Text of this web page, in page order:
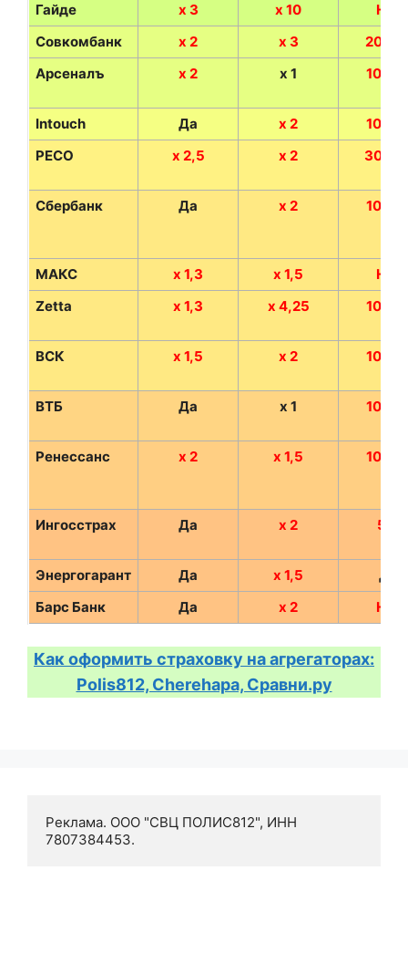
Гайде х 3 х 10
Нет
Совкомбанк
х 2 х 3
2000
Арсеналъ
х 2 х 1 1000
Intouch Да х 2
1000
РЕСО
х 2,5 х 2 3000
Сбербанк Да х 2 1000
МАКС х 1,3 х 1,5
Нет
Zetta
х 1,3 х 4,25 1000
ВСК х 1,5 х 2 1000
ВТБ Да х 1 1000
Ренессанс х 2 х 1,5 1000
Ингосстрах Да х 2 5 %
Энергогарант Да х 1,5
Да
Барс Банк
Да х 2 Нет
Как оформить страховку на агрегаторах:
Polis812, Cherehapa, Сравни.ру
Реклама. ООО "СВЦ ПОЛИС812", ИНН
7807384453.